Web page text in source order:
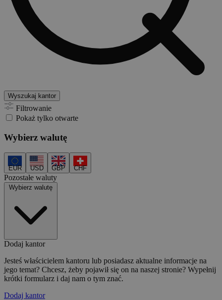
Wyszukaj kantor
Filtrowanie
Pokaż tylko otwarte
Wybierz walutę
EUR USD GBP CHF
Pozostałe waluty
Wybierz walutę
Dodaj kantor
Jesteś właścicielem kantoru lub posiadasz aktualne informacje na
jego temat? Chcesz, żeby pojawił się on na naszej stronie? Wypełnij
krótki formularz i daj nam o tym znać.
Dodaj kantor